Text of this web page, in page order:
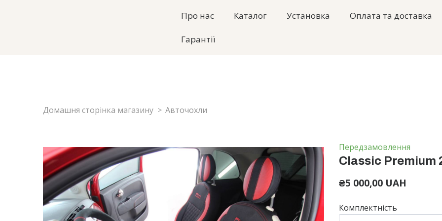
Про нас Каталог Установка Оплата та доставка
Гарантії
Домашня сторінка магазину Авточохли
Передзамовлення
Classic Premium
₴5 000,00 UAH
Комплектність